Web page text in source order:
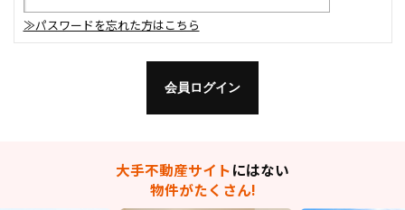
≫パスワードを忘れた方はこちら
大手不動産サイトにはない
物件がたくさん!